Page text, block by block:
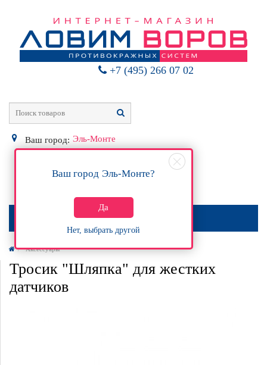
+7 (495) 266 07 02
Ваш город: Эль-Монте
Ваш город Эль-Монте?
Да
Нет, выбрать другой
0Р
МЕНЮ
Аксессуары
Тросик "Шляпка" для жестких
датчиков